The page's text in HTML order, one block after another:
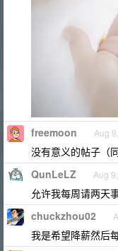
freemoon Aug
没有意义的帖子（
QunLeLZ Aug
允许我每周请两天
chuckzhou02
我是希望降薪然后